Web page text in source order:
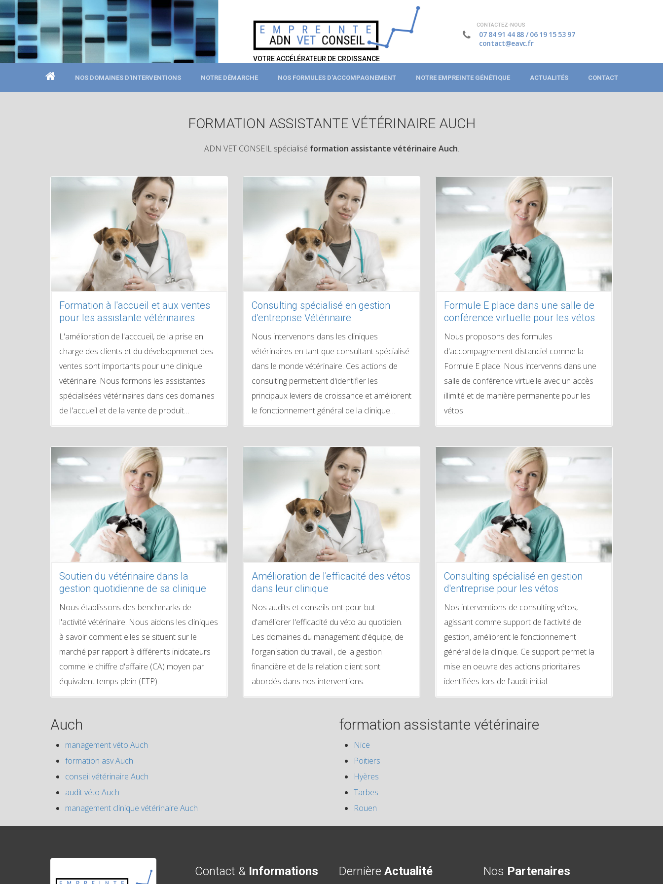
VOTRE ACCÉLÉRATEUR DE CROISSANCE
CONTACTEZ-NOUS
07 84 91 44 88 /06 19 15 53 97
contact@eavc.fr
NOS DOMAINES D'INTERVENTIONS NOTRE DÉMARCHE NOS FORMULES D'ACCOMPAGNEMENT NOTRE EMPREINTE GÉNÉTIQUE ACTUALITÉS CONTACT
FORMATION ASSISTANTE VÉTÉRINAIRE AUCH
ADN VET CONSEIL spécialisé formation assistante vétérinaire Auch.
Formation à l'accueil et aux ventes
pour les assistante vétérinaires
L'amélioration de l'acccueil, de la prise en
charge des clients et du développmenet des
ventes sont importants pour une clinique
vétérinaire. Nous formons les assistantes
spécialisées vétérinaires dans ces domaines
de l'accueil et de la vente de produit…
Consulting spécialisé en gestion
d'entreprise Vétérinaire
Nous intervenons dans les cliniques
vétérinaires en tant que consultant spécialisé
dans le monde vétérinaire. Ces actions de
consulting permettent d'identifier les
principaux leviers de croissance et améliorent
le fonctionnement général de la clinique…
Formule E place dans une salle de
conférence virtuelle pour les vétos
Nous proposons des formules
d'accompagnement distanciel comme la
Formule E place. Nous intervenns dans une
salle de conférence virtuelle avec un accès
illimité et de manière permanente pour les
vétos
Soutien du vétérinaire dans la
gestion quotidienne de sa clinique
Nous établissons des benchmarks de
l'activité vétérinaire. Nous aidons les cliniques
à savoir comment elles se situent sur le
marché par rapport à différents inidcateurs
comme le chiffre d'affaire (CA) moyen par
équivalent temps plein (ETP).
Amélioration de l'efficacité des vétos
dans leur clinique
Nos audits et conseils ont pour but
d'améliorer l'efficacité du véto au quotidien.
Les domaines du management d'équipe, de
l'organisation du travail , de la gestion
financière et de la relation client sont
abordés dans nos interventions.
Consulting spécialisé en gestion
d'entreprise pour les vétos
Nos interventions de consulting vétos,
agissant comme support de l'activité de
gestion, améliorent le fonctionnement
général de la clinique. Ce support permet la
mise en oeuvre des actions prioritaires
identifiées lors de l'audit initial.
Auch
management véto Auch
formation asv Auch
conseil vétérinaire Auch
audit véto Auch
management clinique vétérinaire Auch
formation assistante vétérinaire
Nice
Poitiers
Hyères
Tarbes
Rouen
Contact & Informations Dernière Actualité Nos Partenaires